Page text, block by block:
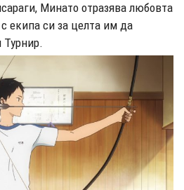
Минато отразява любовта
екипа си за целта им да
Турнир.